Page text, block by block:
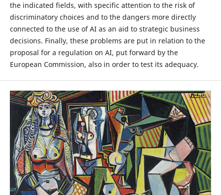
the indicated fields, with specific attention to the risk of
discriminatory choices and to the dangers more directly
connected to the use of AI as an aid to strategic business
decisions. Finally, these problems are put in relation to the
proposal for a regulation on AI, put forward by the
European Commission, also in order to test its adequacy.